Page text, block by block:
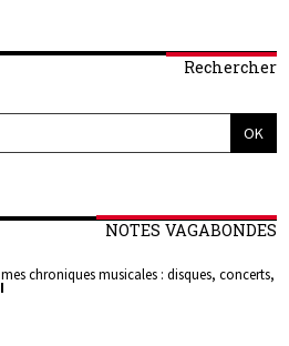
Rechercher
NOTES VAGABONDES
chroniques musicales : disques, concerts,